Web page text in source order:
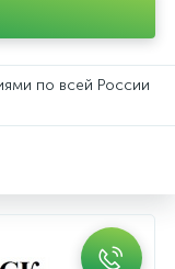
по всей России